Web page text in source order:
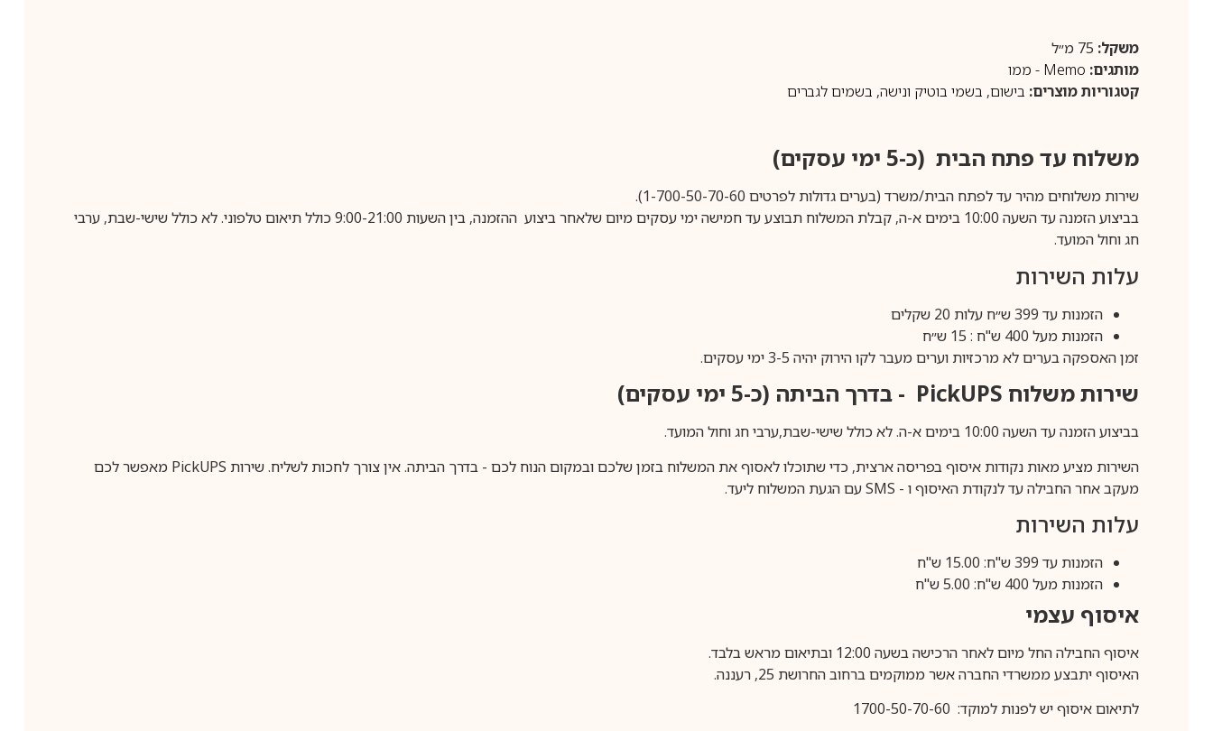
משקל:
מותגים: Memo - ממו
קטגוריות מוצרים: בישום, בשמי בוטיק ונישה, בשמים לגברים
משלוח עד פתח הבית (כ-5 ימי עסקים)
שירות משלוחים מהיר עד לפתח הבית/משרד (בערים גדולות לפרטים 1-700-50-70-60).
בביצוע הזמנה עד השעה 10:00 בימים א-ה, קבלת המשלוח תבוצע עד חמישה ימי עסקים מיום שלאחר ביצוע ההזמנה, בין השעות 9:00-21:00 כולל תיאום טלפוני. לא כולל שישי-שבת, ערבי
חג וחול המועד.
עלות השירות
הזמנות עד 399 ש״ח עלות 20 שקלים
הזמנות מעל 400 ש"ח : 15 ש״ח
זמן האספקה בערים לא מרכזיות וערים מעבר לקו הירוק יהיה 3-5 ימי עסקים.
שירות משלוח PickUPS - בדרך הביתה (כ-5 ימי עסקים)
בביצוע הזמנה עד השעה 10:00 בימים א-ה. לא כולל שישי-שבת,ערבי חג וחול המועד.
השירות מציע מאות נקודות איסוף בפריסה ארצית, כדי שתוכלו לאסוף את המשלוח בזמן שלכם ובמקום הנוח לכם - בדרך הביתה. אין צורך לחכות לשליח. שירות PickUPS מאפשר לכם
מעקב אחר החבילה עד לנקודת האיסוף ו - SMSעם הגעת המשלוח ליעד.
עלות השירות
הזמנות עד 399 ש"ח: 15.00 ש"ח
הזמנות מעל 400 ש"ח: 5.00 ש"ח
איסוף עצמי
איסוף החבילה החל מיום לאחר הרכישה בשעה 12:00 ובתיאום מראש בלבד.
האיסוף יתבצע ממשרדי החברה אשר ממוקמים ברחוב החרושת 25, רעננה.
לתיאום איסוף יש לפנות למוקד: 1700-50-70-60